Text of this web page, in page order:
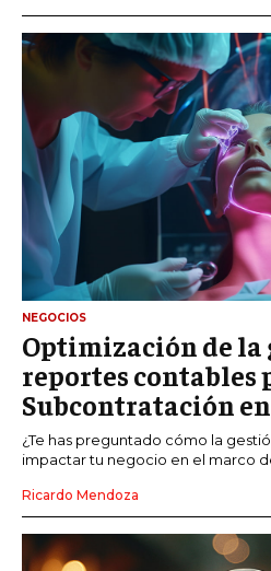
NEGOCIOS
Optimización de la
reportes contables
Subcontratación
¿Te has preguntado cómo la
impactar tu negocio en el marco
Ricardo Mendoza